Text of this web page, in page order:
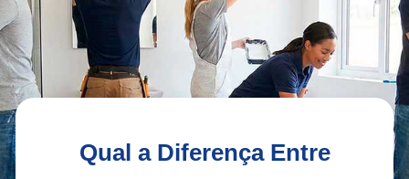
Qual a Diferença Entre